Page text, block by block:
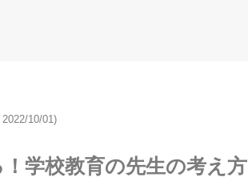
10/01)
学校教育の先生の考え方